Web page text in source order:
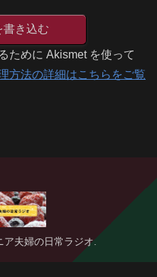
書き込む
ために Akismet を使って
方法の詳細はこちらをご覧
夫婦の日常ラジオ.